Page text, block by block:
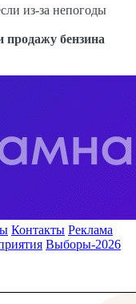
из-за непогоды
бензина
Контакты Реклама
Выборы-2026